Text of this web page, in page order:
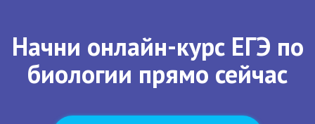
Начни онлайн-курс ЕГЭ по
биологии прямо сейчас